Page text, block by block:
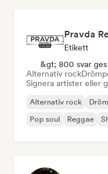
Pravda
Etikett
&gt; 800 svar ges
Alternativ rock
Signera artister eller
Alternativ rock
Pop soul
Reggae